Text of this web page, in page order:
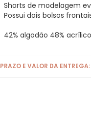
Shorts de modelagem
Possui dois bolsos
42% algodão 48%
PRAZO E VALOR DA ENTREGA: